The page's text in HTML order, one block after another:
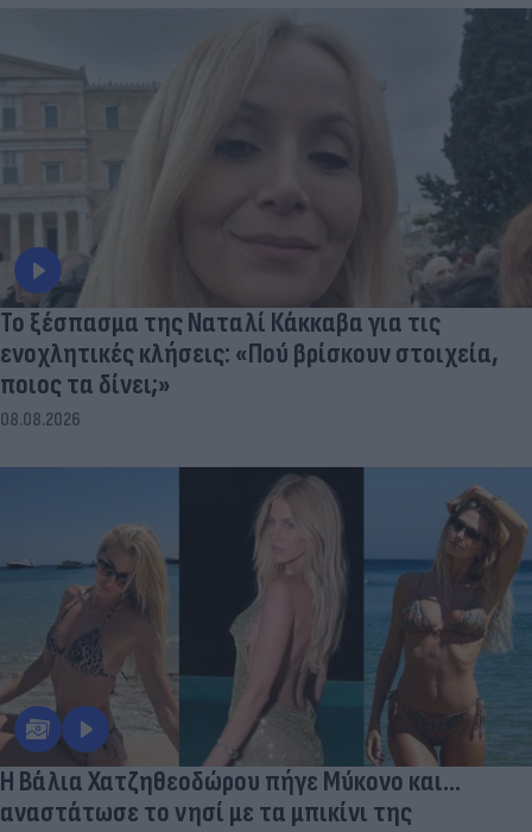
Το ξέσπασμα της Ναταλί Κάκκαβα για τις
ενοχλητικές κλήσεις: «Πού βρίσκουν στοιχεία,
ποιος τα δίνει;»
08.08.2026
Η Βάλια Χατζηθεοδώρου πήγε Μύκονο και...
αναστάτωσε το νησί με τα μπικίνι της